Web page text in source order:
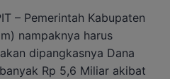
– Pemerintah Kabupaten
nampaknya harus
dipangkasnya Dana
Rp 5,6 Miliar akibat